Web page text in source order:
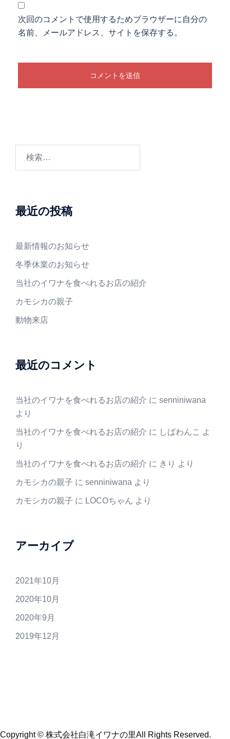
次回のコメントで使用するためブラウザーに自分の
名前、メールアドレス、サイトを保存する。
最近の投稿
最新情報のお知らせ
冬季休業のお知らせ
当社のイワナを食べれるお店の紹介
カモシカの親子
動物来店
最近のコメント
当社のイワナを食べれるお店の紹介 に senniniwana
より
当社のイワナを食べれるお店の紹介 に しばわんこ よ
り
当社のイワナを食べれるお店の紹介 に きり より
カモシカの親子 に senniniwana より
カモシカの親子 に LOCOちゃん より
アーカイブ
2021年10月
2020年10月
2020年9月
2019年12月
Copyright © 株式会社白滝イワナの里All Rights Reserved.